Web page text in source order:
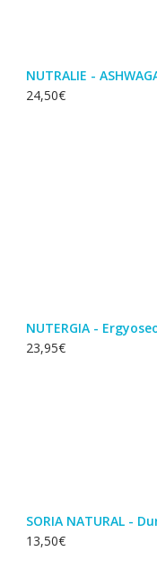
NUTRALIE -
24,50€
NUTERGIA -
23,95€
SORIA NATURAL -
13,50€